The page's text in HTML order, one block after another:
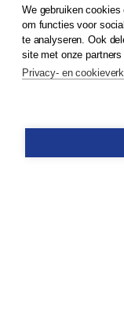
© 2026Koninklijke
Klantenservice
Service & informatie
Contact
We gebruiken
om functies voor
te analyseren. Ook
site met onze
Privacy- en